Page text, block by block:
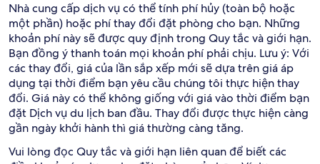
Nhà cung cấp dịch vụ có thể tính phí hủy (toàn bộ hoặc
một phần) hoặc phí thay đổi đặt phòng cho bạn. Những
khoản phí này sẽ được quy định trong Quy tắc và giới hạn.
Bạn đồng ý thanh toán mọi khoản phí phải chịu. Lưu ý: Với
các thay đổi, giá của lần sắp xếp mới sẽ dựa trên giá áp
dụng tại thời điểm bạn yêu cầu chúng tôi thực hiện thay
đổi. Giá này có thể không giống với giá vào thời điểm bạn
đặt Dịch vụ du lịch ban đầu. Thay đổi được thực hiện càng
gần ngày khởi hành thì giá thường càng tăng.
Vui lòng đọc Quy tắc và giới hạn liên quan để biết các